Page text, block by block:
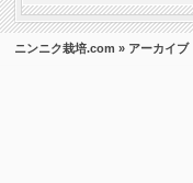
ニンニク栽培.com » アーカイブ